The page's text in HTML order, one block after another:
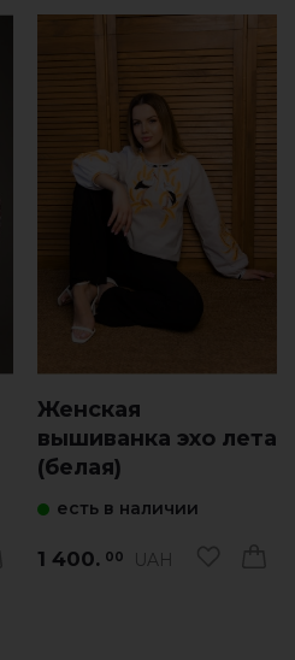
Женская
вышиванка эхо лета
(белая)
есть в наличии
1 400. 00 UAH